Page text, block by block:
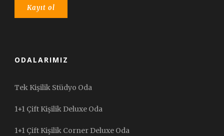
ODALARIMIZ
Tek Kişilik Stüdyo Oda
1+1 Çift Kişilik Deluxe Oda
1+1 Çift Kişilik Corner Deluxe Oda